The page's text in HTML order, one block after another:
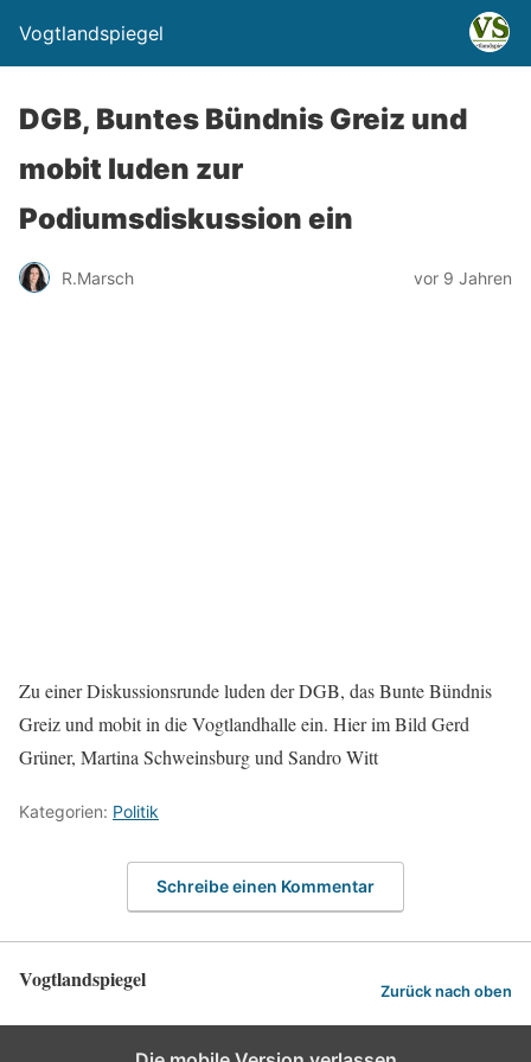
Vogtlandspiegel
DGB, Buntes Bündnis Greiz und
mobit luden zur
Podiumsdiskussion ein
R.Marsch vor 9 Jahren
Zu einer Diskussionsrunde luden der DGB, das Bunte Bündnis
Greiz und mobit in die Vogtlandhalle ein. Hier im Bild Gerd
Grüner, Martina Schweinsburg und Sandro Witt
Kategorien: Politik
Schreibe einen Kommentar
Vogtlandspiegel Zurück nach oben